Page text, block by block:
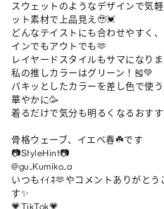
スウェットのようなデザインで気
ット素材で上品見え🥹💓
どんなテイストにも合わせやすく
インでもアウトでも🫶
レイヤードスタイルもサマになり
私の推しカラーはグリーン！🎽💚
パキッとしたカラーを差し色で使
華やかに🥳
着るだけで気分も明るくなるおす
骨格ウェーブ、イエベ春☘️です
📷StyleHint📷
@gu_Kumiko_a
いつもｲｲﾈ🫶やコメントありがと
す✨
💗TikTok💗